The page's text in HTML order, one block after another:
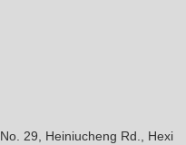
29, Heiniucheng Rd., Hexi